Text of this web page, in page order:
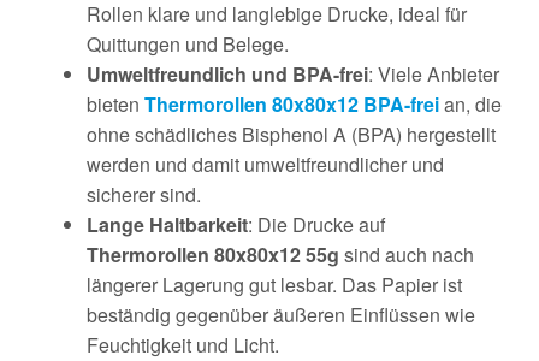
Rollen klare und langlebige Drucke, ideal für
Quittungen und Belege.
Umweltfreundlich und BPA-frei: Viele Anbieter
bieten Thermorollen 80x80x12 BPA-freian, die
ohne schädliches Bisphenol A (BPA) hergestellt
werden und damit umweltfreundlicher und
sicherer sind.
Lange Haltbarkeit: Die Drucke auf
Thermorollen 80x80x12 55g sind auch nach
längerer Lagerung gut lesbar. Das Papier ist
beständig gegenüber äußeren Einflüssen wie
Feuchtigkeit und Licht.